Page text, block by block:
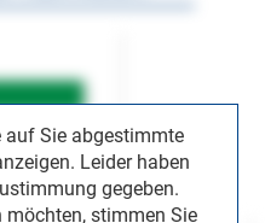
auf Sie abgestimmte
Leider haben
gegeben.
möchten, stimmen Sie